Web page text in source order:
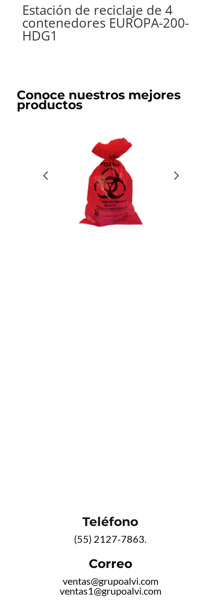
Estación de reciclaje de 4
contenedores EUROPA-200-
HDG1
Conoce nuestros mejores
productos
Teléfono
(55) 2127-7863.
Correo
ventas@grupoalvi.com
ventas1@grupoalvi.com